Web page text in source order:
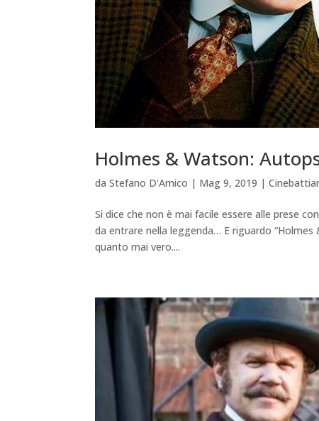
Holmes & Watson:
daStefano D'Amico | Mag 9, 2019 |
Si dice che non è mai facile essere alle prese
da entrare nella leggenda… E riguardo
quanto mai vero....